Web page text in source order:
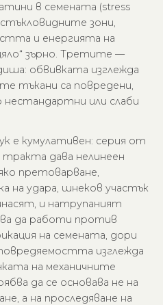
в семената (stress
зони,
и енергията на
зърно. Третите —
обвивката изглежда
тъкани са повредени,
или слаби
е кумулативен: серия от
тракта дава нелинеен
претоварване,
на удара, шнеков участък
и натрупаният
да работи против
на семената, дори
изглежда
на механичните
да се основава не на
а на проследяване на